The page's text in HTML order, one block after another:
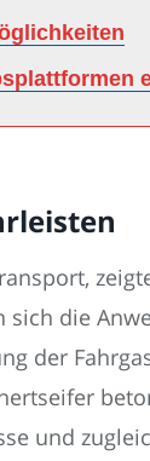
die
der
und